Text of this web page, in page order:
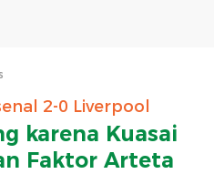
2-0 Liverpool
karena Kuasai
Faktor Arteta